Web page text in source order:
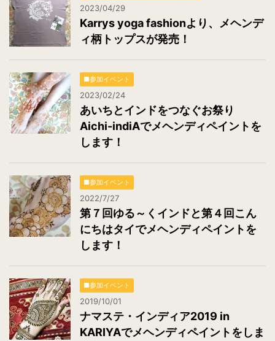
2023/04/29
Karrys yoga fashionより、メヘンデ
ィ柄トップスが発売！
■参加イベント
2023/02/24
あいちとインドをつなぐお祭り
Aichi-indiAでメヘンディペイントを
します！
■参加イベント
2022/7/27
第７回ゆる～くインドと第４回こん
にちはタイでメヘンディペイントを
します！
■参加イベント
2019/10/01
ナマステ・インディア2019 in
KARIYAでメヘンディペイントをしま